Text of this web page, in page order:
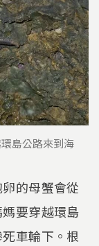
島公路來到海
的母蟹會從
要穿越環島
車輪下。根